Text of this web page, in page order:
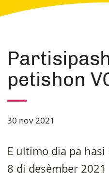
petishon
30 nov 2021
E ultimo dia pa
8 di desèmber 2021